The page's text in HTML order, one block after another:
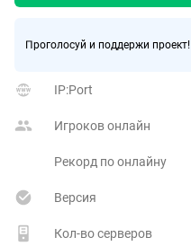
Проголосуй и поддержи проект!
IP:Port
Игроков онлайн
Рекорд по онлайну
Версия
Кол-во серверов